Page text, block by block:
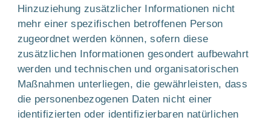
Hinzuziehung zusätzlicher Informationen nicht
mehr einer spezifischen betroffenen Person
zugeordnet werden können, sofern diese
zusätzlichen Informationen gesondert aufbewahrt
werden und technischen und organisatorischen
Maßnahmen unterliegen, die gewährleisten, dass
die personenbezogenen Daten nicht einer
identifizierten oder identifizierbaren natürlichen